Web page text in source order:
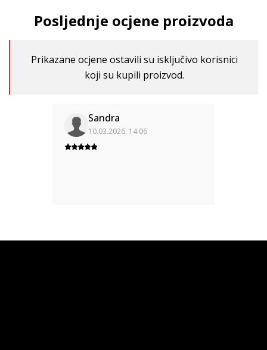
Posljednje ocjene proizvoda
Prikazane ocjene ostavili su isključivo korisnici
koji su kupili proizvod.
Sandra
10.03.2026. 14:06